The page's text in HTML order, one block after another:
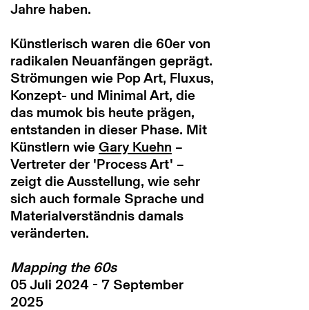
Jahre haben.
Künstlerisch waren die 60er von
radikalen Neuanfängen geprägt.
Strömungen wie Pop Art, Fluxus,
Konzept- und Minimal Art, die
das mumok bis heute prägen,
entstanden in dieser Phase. Mit
Künstlern wie Gary Kuehn –
Vertreter der 'Process Art' –
zeigt die Ausstellung, wie sehr
sich auch formale Sprache und
Materialverständnis damals
veränderten.
Mapping the 60s
05 Juli 2024 - 7 September
2025